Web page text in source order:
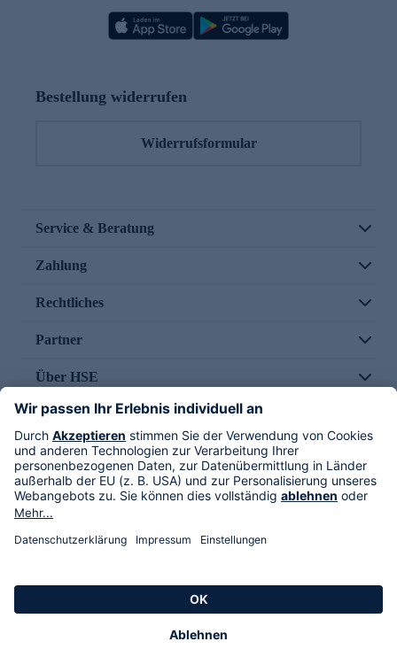
Bestellung widerrufen
Widerrufsformular
Service & Beratung
Zahlung
Rechtliches
Partner
Über HSE
Im TV
HSE International